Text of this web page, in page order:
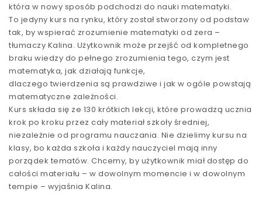
która w nowy sposób podchodzi do nauki matematyki.
To jedyny kurs na rynku, który został stworzony od podstaw
tak, by wspierać zrozumienie matematyki od zera –
tłumaczy Kalina. Użytkownik może przejść od kompletnego
braku wiedzy do pełnego zrozumienia tego, czym jest
matematyka, jak działają funkcje,
dlaczego twierdzenia są prawdziwe i jak w ogóle powstają
matematyczne zależności.
Kurs składa się ze 130 krótkich lekcji, które prowadzą ucznia
krok po kroku przez cały materiał szkoły średniej,
niezależnie od programu nauczania. Nie dzielimy kursu na
klasy, bo każda szkoła i każdy nauczyciel mają inny
porządek tematów. Chcemy, by użytkownik miał dostęp do
całości materiału – w dowolnym momencie i w dowolnym
tempie – wyjaśnia Kalina.